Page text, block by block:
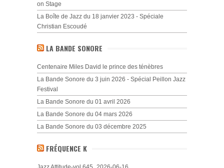
on Stage
La Boîte de Jazz du 18 janvier 2023 - Spéciale
Christian Escoudé
LA BANDE SONORE
Centenaire Miles David le prince des ténèbres
La Bande Sonore du 3 juin 2026 - Spécial Peillon Jazz
Festival
La Bande Sonore du 01 avril 2026
La Bande Sonore du 04 mars 2026
La Bande Sonore du 03 décembre 2025
FRÉQUENCE K